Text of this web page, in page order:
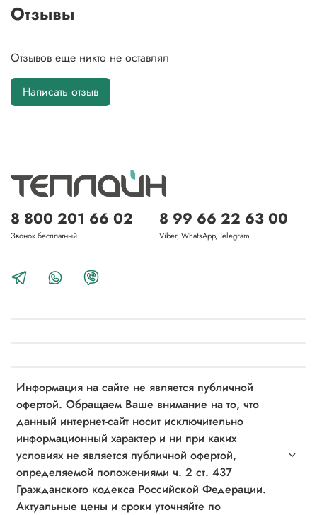
Отзывы
Отзывов еще никто не оставлял
Написать отзыв
Информация на сайте не является публичной
офертой. Обращаем Ваше внимание на то, что
данный интернет-сайт носит исключительно
информационный характер и ни при каких
условиях не является публичной офертой,
определяемой положениями ч. 2 ст. 437
Гражданского кодекса Российской Федерации.
Актуальные цены и сроки уточняйте по
8 800 201 66 02
Звонок бесплатный
8 99 66 22 63 00
Viber, WhatsApp, Telegram